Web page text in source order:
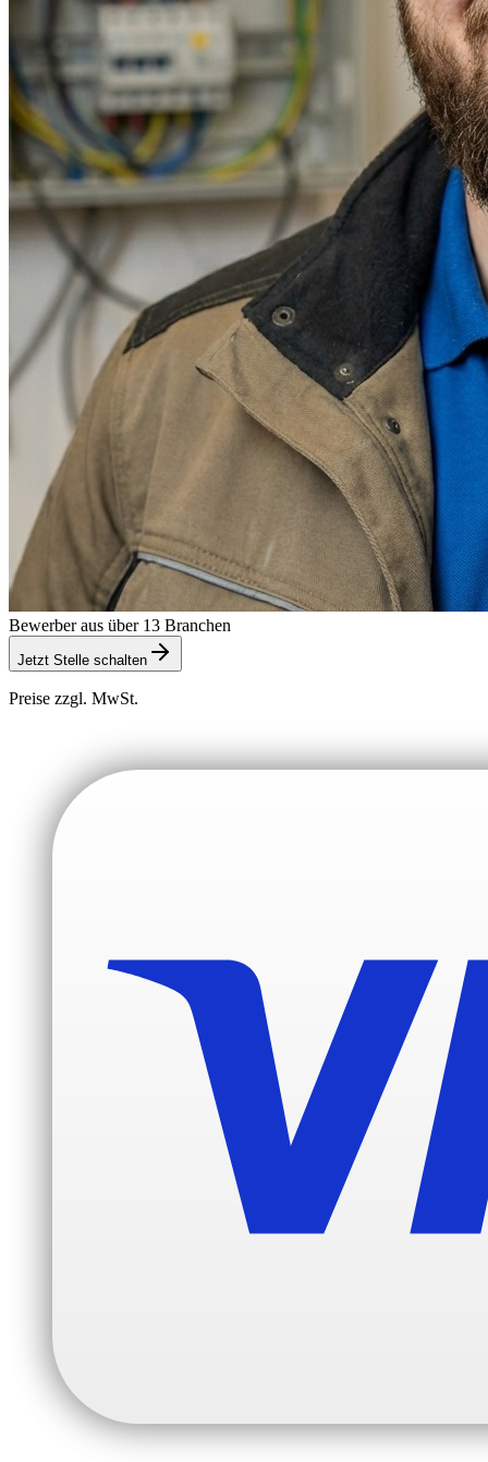
Bewerber aus über 13 Branchen
Jetzt Stelle schalten
Preise zzgl. MwSt.